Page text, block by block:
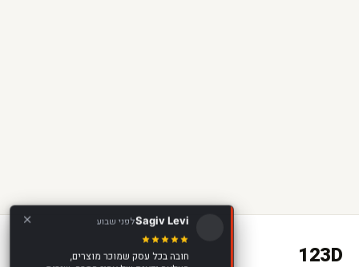
123D
Sagiv Leviלפני שבוע
חובה בכל עסק שמוכר מוצרים,